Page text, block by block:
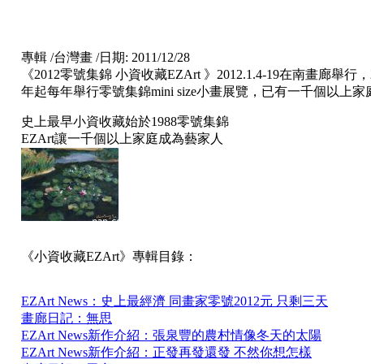
專輯 /台灣畫 /日期: 2011/12/28
《2012零號集錦 小資收藏EZArt 》2012.1.4-19在南畫廊舉
年起每年舉行零號集錦mini size小畫展覽，已有一千個以上
史上最早小資收藏始於1988零號集錦
EZArt讓一千個以上家庭成為藝家人
《小資收藏EZArt》專輯目錄：
EZArt News：史上最經濟 同畫家零號2012元 只剩三天
畫廊日記：無思
EZArt News新作介紹：張泉豐的農村情像冬天的太陽
EZArt News新作介紹：正發再發還發 不然你想怎樣